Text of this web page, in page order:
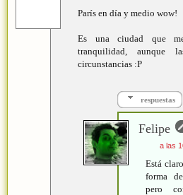
París en día y medio wow!
Es una ciudad que
tranquilidad, aunque
circunstancias :P
respuestas
Felipe
a las
Está
forma
pero